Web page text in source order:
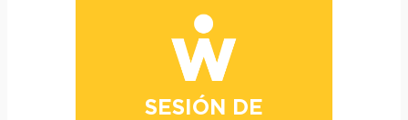
SESIÓN DE